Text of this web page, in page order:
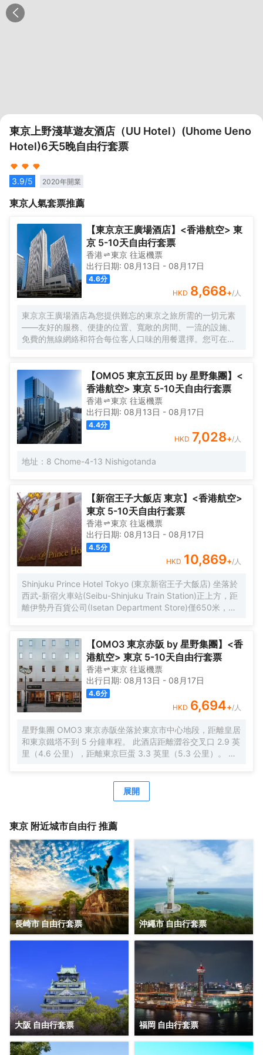
東京上野淺草遊友酒店（UU Hotel）(Uhome Ueno
Hotel)6天5晚自由行套票
3.9/5 2020年開業
東京人氣套票推薦
【東京京王廣場酒店】<香港航空> 東
京 5-10天自由行套票
香港 東京 往返機票
出行日期: 08月13日 - 08月17日
4.6分
HKD 8,668+/人
東京京王廣場酒店為您提供難忘的東京之旅所需的一切元素
——友好的服務、便捷的位置、寬敞的房間、一流的設施、
免費的無線網絡和符合每位客人口味的用餐選擇。您可在空
【OMO5 東京五反田 by 星野集團】<
香港航空> 東京 5-10天自由行套票
香港 東京 往返機票
出行日期: 08月13日 - 08月17日
4.4分
HKD 7,028+/人
地址：8 Chome-4-13 Nishigotanda
【新宿王子大飯店 東京】<香港航空>
東京 5-10天自由行套票
香港 東京 往返機票
出行日期: 08月13日 - 08月17日
4.5分
HKD 10,869+/人
Shinjuku Prince Hotel Tokyo (東京新宿王子大飯店) 坐落於
西武-新宿火車站(Seibu-Shinjuku Train Station)正上方，距
離伊勢丹百貨公司(Isetan Department Store)僅650米，距
地區。 酒店客房採用現代風格設計，為您提供舒適温馨的雅
居空間。所有客房均配有全套傢俱、先進設施和友好的客房
服務，能夠滿足您住宿期間的一切需求。為了給你帶來更多
便利，酒店還設有24小時前台，可提供安排按摩服務和行李
寄存等服務。值得一提的是，酒店25樓設有一間享有城市全
景的日本餐廳，供應創意日本料理並設有酒吧，定能給您帶
來來自視覺和味蕾的雙重感官享受。 憑着優越的位置、完善
的設施以及無微不至的專業化服務，東京新宿王子大飯店為
每一位下榻於此的賓客帶來非一般的高品質體驗。入住於
此，您的旅途也將多一份温暖、多一份感動。
【OMO3 東京赤阪 by 星野集團】<香
港航空> 東京 5-10天自由行套票
香港 東京 往返機票
出行日期: 08月13日 - 08月17日
4.6分
HKD 6,694+/人
星野集團 OMO3 東京赤阪坐落於東京市中心地段，距離皇居
和東京鐵塔不到 5 分鐘車程。 此酒店距離澀谷交叉口 2.9 英
里（4.6 公里），距離東京巨蛋 3.3 英里（5.3 公里）。 每
提供冰箱和液晶電視；您定能在旅途中找到家的舒適。配備
淋浴/盆浴組合的私人浴室提供浸泡浴缸和坐浴桶。便利設施
展開
東京 附近城市自由行 推薦
長崎市 自由行套票 沖繩市 自由行套票
大阪 自由行套票 福岡 自由行套票